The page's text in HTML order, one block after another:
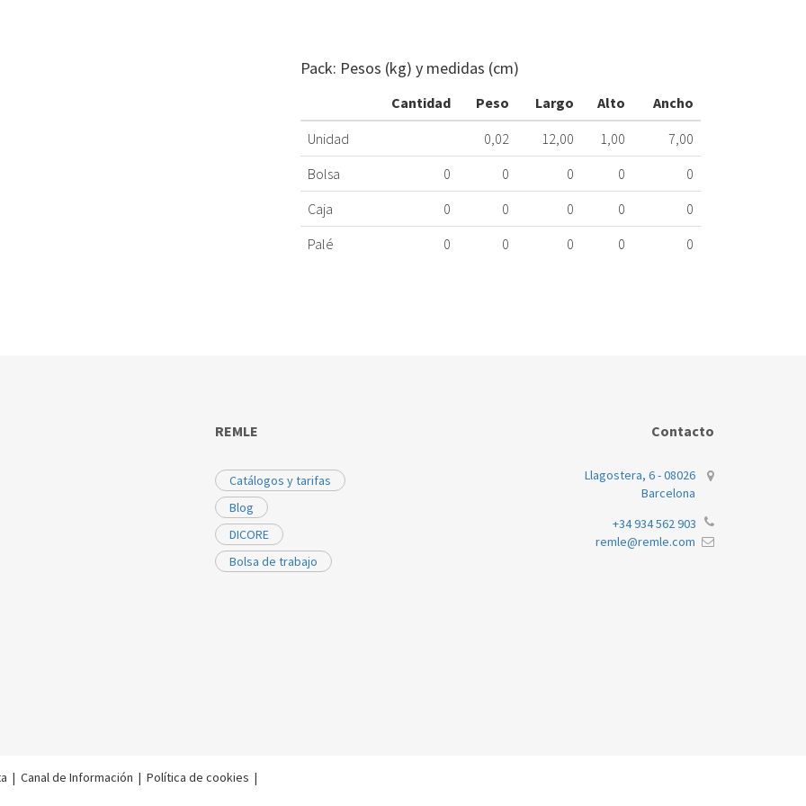
Pack: Pesos (kg) y medidas (cm)
Cantidad Peso Largo Alto
Ancho
Unidad
0,02 12,00 1,00
7,00
Bolsa
0 0 0 0
0
Caja
0 0 0 0
0
Palé
0 0 0 0 0
REMLE
Catálogos y tarifas
Blog
DICORE
Bolsa de trabajo
Contacto
Llagostera, 6 - 08026
Barcelona
+34 934 562 903
remle@remle.com
| Canal de Información | Política de cookies |